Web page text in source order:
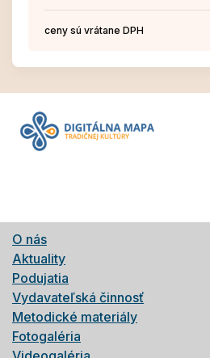
ceny sú vrátane DPH
O nás
Aktuality
Podujatia
Vydavateľská činnosť
Metodické materiály
Fotogaléria